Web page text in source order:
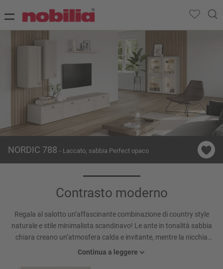
NORDIC 788 - Laccato, sabbia Perfect opaco
Contrasto moderno
Regala al salotto un’affascinante combinazione di country style
naturale e stile minimalista scandinavo! Le ante in tonalità sabbia
chiara creano un’atmosfera calda e invitante, mentre la nicchia
con motivo Stripewood Dark dona profondità grazie alla struttura
Continua a leggere